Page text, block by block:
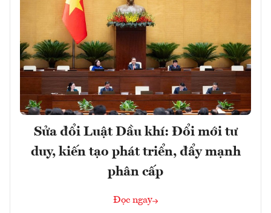
Sửa đổi Luật Dầu khí: Đổi mới tư
duy, kiến tạo phát triển, đẩy mạnh
phân cấp
Đọc ngay